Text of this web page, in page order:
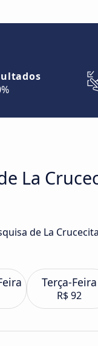
La
de La
Terça-Feira
R$ 92